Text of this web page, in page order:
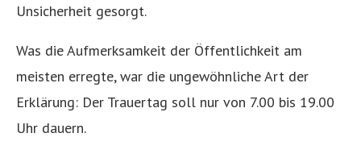
Unsicherheit gesorgt.
Was die Aufmerksamkeit der Öffentlichkeit am
meisten erregte, war die ungewöhnliche Art der
Erklärung: Der Trauertag soll nur von 7.00 bis 19.00
Uhr dauern.